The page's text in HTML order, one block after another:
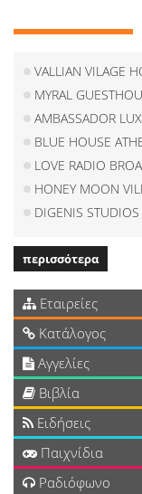
VALLIAN VILAGE
MYRAL
AMBASSADOR
BLUE HOUSE
LOVE RADIO
HONEY MOON
DIGENIS STUDIOS
περισσότερα
Εταιρείες
Κατάλογος
Αγγελίες
Βιβλία
Ειδήσεις
Παιχνίδια
Ραδιόφωνο